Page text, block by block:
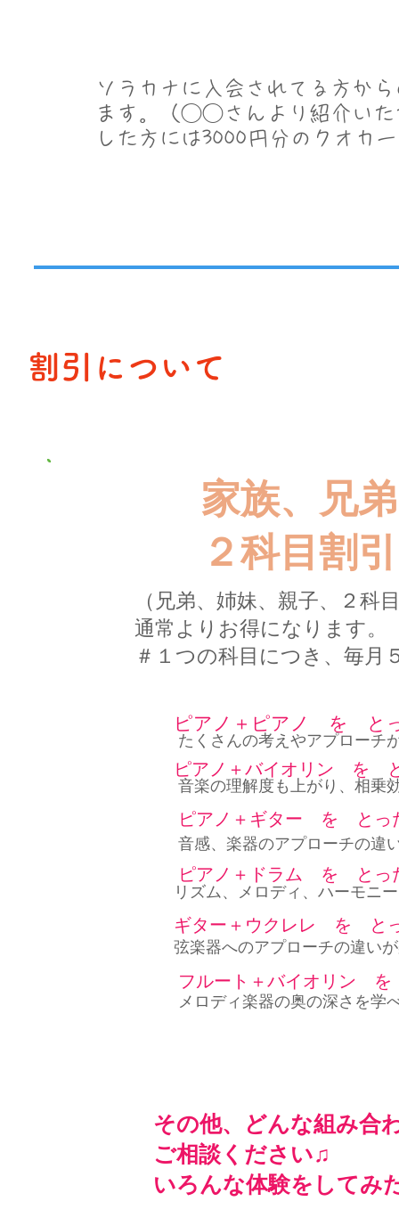
ソラカナに入会されてる方か
ます。（◯◯さんより紹介いた
した方には3000円分のクオカ
​割引について
家族、兄
２科目割
（兄弟、姉妹、親子、２科
通常よりお得になります。
＃１つの科目につき、毎月
ピアノ＋ピアノ を と
たくさんの考えやアプローチ
ピアノ＋バイオリン を
音楽の理解度も上がり、相乗
ピアノ＋ギター を とっ
音感、楽器のアプローチの違
ピアノ＋ドラム を とっ
リズム、メロディ、ハーモニ
ギター＋ウクレレ を と
弦楽器へのアプローチの違い
フルート＋バイオリン
メロディ楽器の奥の深さを学
その他、どんな組み合
​ご相談ください♫
いろんな体験をしてみ